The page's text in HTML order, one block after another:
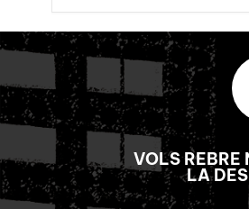
VOLS REBRE
LA